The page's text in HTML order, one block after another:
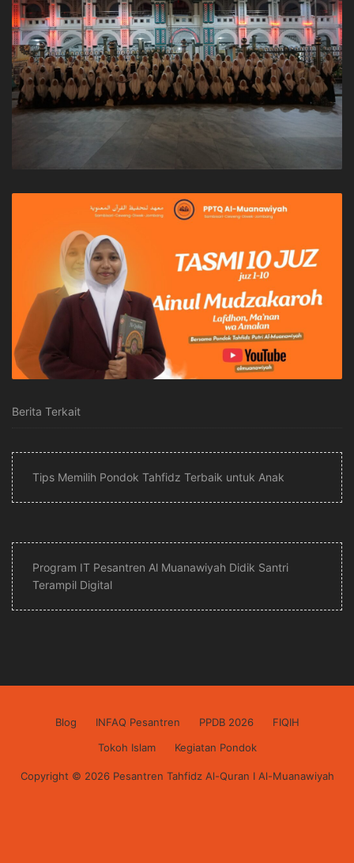
Berita Terkait
Tips Memilih Pondok Tahfidz Terbaik untuk Anak
Program IT Pesantren Al Muanawiyah Didik Santri
Terampil Digital
Blog INFAQ Pesantren PPDB 2026
FIQIH
Tokoh Islam
Kegiatan Pondok
Copyright © 2026 Pesantren Tahfidz Al-Quran I Al-Muanawiyah